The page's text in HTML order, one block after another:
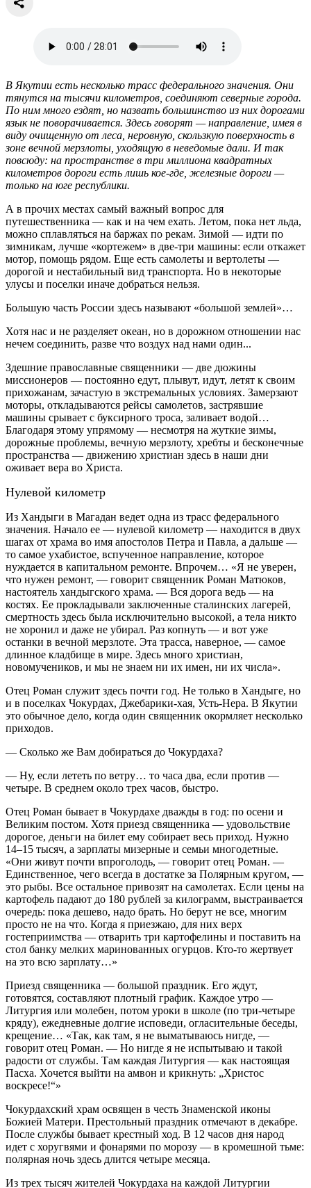
В Якутии есть несколько трасс федерального значения. Они
тянутся на тысячи километров, соединяют северные города.
По ним много ездят, но назвать большинство из них дорогами
язык не поворачивается. Здесь говорят — направление, имея в
виду очищенную от леса, неровную, скользкую поверхность в
зоне вечной мерзлоты, уходящую в неведомые дали. И так
повсюду: на пространстве в три миллиона квадратных
километров дороги есть лишь кое-где, железные дороги —
только на юге республики.
А в прочих местах самый важный вопрос для
путешественника — как и на чем ехать. Летом, пока нет льда,
можно сплавляться на баржах по рекам. Зимой — идти по
зимникам, лучше «кортежем» в две-три машины: если откажет
мотор, помощь рядом. Еще есть самолеты и вертолеты —
дорогой и нестабильный вид транспорта. Но в некоторые
улусы и поселки иначе добраться нельзя.
Большую часть России здесь называют «большой землей»…
Хотя нас и не разделяет океан, но в дорожном отношении нас
нечем соединить, разве что воздух над нами один...
Здешние православные священники — две дюжины
миссионеров — постоянно едут, плывут, идут, летят к своим
прихожанам, зачастую в экстремальных условиях. Замерзают
моторы, откладываются рейсы самолетов, застрявшие
машины срывает с буксирного троса, заливает водой…
Благодаря этому упрямому — несмотря на жуткие зимы,
дорожные проблемы, вечную мерзлоту, хребты и бесконечные
пространства — движению христиан здесь в наши дни
оживает вера во Христа.
Нулевой километр
Из Хандыги в Магадан ведет одна из трасс федерального
значения. Начало ее — нулевой километр — находится в двух
шагах от храма во имя апостолов Петра и Павла, а дальше —
то самое ухабистое, вспученное направление, которое
нуждается в капитальном ремонте. Впрочем… «Я не уверен,
что нужен ремонт, — говорит священник Роман Матюков,
настоятель хандыгского храма. — Вся дорога ведь — на
костях. Ее прокладывали заключенные сталинских лагерей,
смертность здесь была исключительно высокой, а тела никто
не хоронил и даже не убирал. Раз копнуть — и вот уже
останки в вечной мерзлоте. Эта трасса, наверное, — самое
длинное кладбище в мире. Здесь много христиан,
новомучеников, и мы не знаем ни их имен, ни их числа».
Отец Роман служит здесь почти год. Не только в Хандыге, но
и в поселках Чокурдах, Джебарики-хая, Усть-Нера. В Якутии
это обычное дело, когда один священник окормляет несколько
приходов.
— Сколько же Вам добираться до Чокурдаха?
— Ну, если лететь по ветру… то часа два, если против —
четыре. В среднем около трех часов, быстро.
Отец Роман бывает в Чокурдахе дважды в год: по осени и
Великим постом. Хотя приезд священника — удовольствие
дорогое, деньги на билет ему собирает весь приход. Нужно
14–15 тысяч, а зарплаты мизерные и семьи многодетные.
«Они живут почти впроголодь, — говорит отец Роман. —
Единственное, чего всегда в достатке за Полярным кругом, —
это рыбы. Все остальное привозят на самолетах. Если цены на
картофель падают до 180 рублей за килограмм, выстраивается
очередь: пока дешево, надо брать. Но берут не все, многим
просто не на что. Когда я приезжаю, для них верх
гостеприимства — отварить три картофелины и поставить на
стол банку мелких маринованных огурцов. Кто-то жертвует
на это всю зарплату…»
Приезд священника — большой праздник. Его ждут,
готовятся, составляют плотный график. Каждое утро —
Литургия или молебен, потом уроки в школе (по три-четыре
кряду), ежедневные долгие исповеди, огласительные беседы,
крещение… «Так, как там, я не выматываюсь нигде, —
говорит отец Роман. — Но нигде я не испытываю и такой
радости от службы. Там каждая Литургия — как настоящая
Пасха. Хочется выйти на амвон и крикнуть: „Христос
воскресе!“»
Чокурдахский храм освящен в честь Знаменской иконы
Божией Матери. Престольный праздник отмечают в декабре.
После службы бывает крестный ход. В 12 часов дня народ
идет с хоругвями и фонарями по морозу — в кромешной тьме:
полярная ночь здесь длится четыре месяца.
Из трех тысяч жителей Чокурдаха на каждой Литургии